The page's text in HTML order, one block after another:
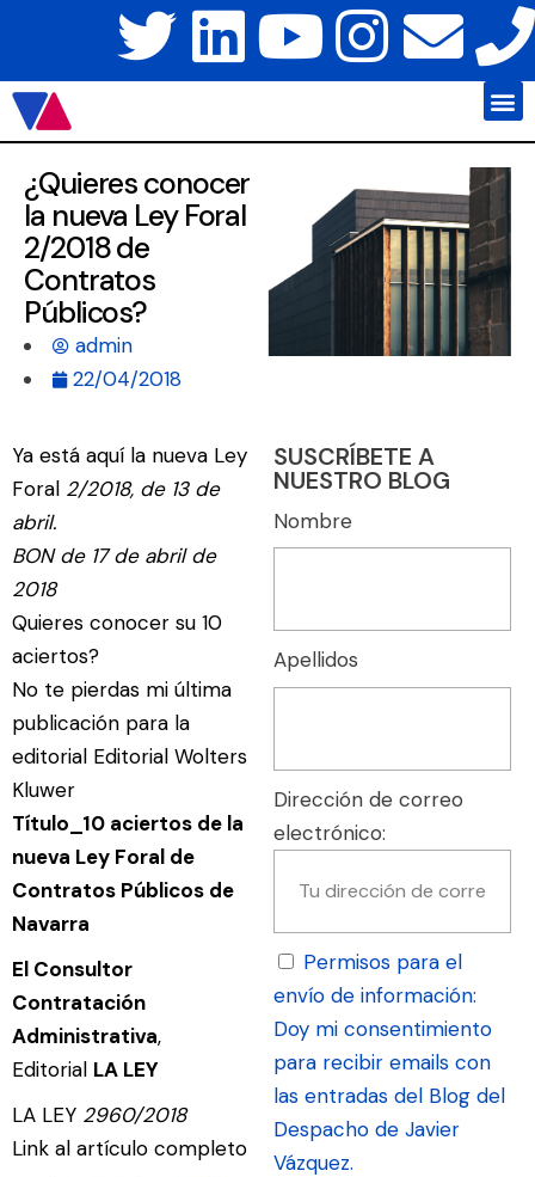
¿Quieres conocer
la nueva Ley Foral
2/2018 de
Contratos
Públicos?
admin
22/04/2018
Ya está aquí la nueva Ley
Foral 2/2018, de 13 de
abril.
BON de 17 de abril de
2018
Quieres conocer su 10
aciertos?
No te pierdas mi última
publicación para la
editorial Editorial Wolters
Kluwer
Título_10 aciertos de la
nueva Ley Foral de
Contratos Públicos de
Navarra
El Consultor
Contratación
Administrativa,
Editorial LA LEY
LA LEY 2960/2018
Link al artículo completo
SUSCRÍBETE A
NUESTRO BLOG
Nombre
Apellidos
Dirección de correo
electrónico:
Permisos para el
envío de información:
Doy mi consentimiento
para recibir emails con
las entradas del Blog del
Despacho de Javier
Vázquez.